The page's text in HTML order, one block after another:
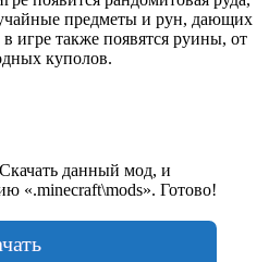
предметы и рун, дающих
игре также появятся руины, от
куполов.
данный мод, и
«.minecraft\mods». Готово!